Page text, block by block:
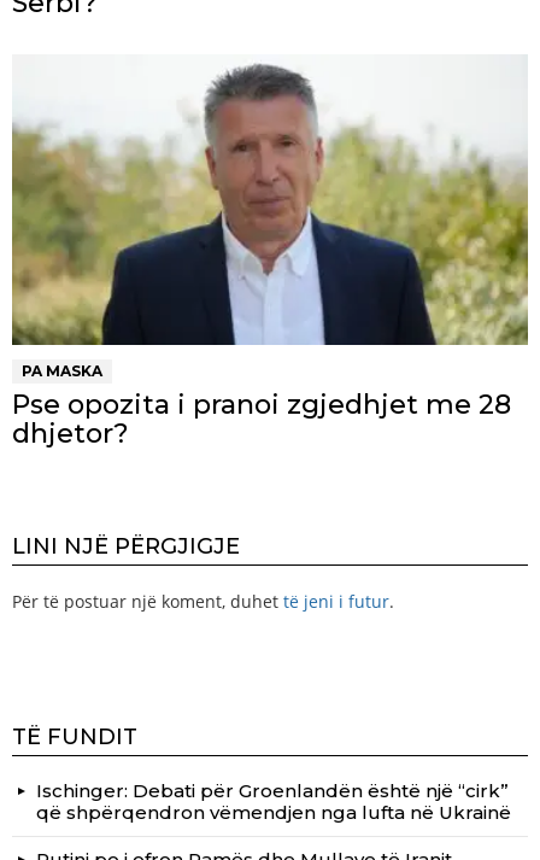
PA MASKA
Pse opozita i pranoi zgjedhjet me 28
dhjetor?
LINI NJË PËRGJIGJE
Për të postuar një koment, duhet të jeni i futur.
TË FUNDIT
Ischinger: Debati për Groenlandën është një “cirk”
që shpërqendron vëmendjen nga lufta në Ukrainë